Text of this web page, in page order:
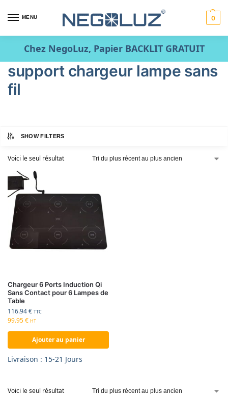
MENU 0
Chez NegoLuz, Papier BACKLIT GRATUIT
support chargeur lampe sans
fil
SHOW FILTERS
Voici le seul résultat
Chargeur 6 Ports Induction Qi
Sans Contact pour 6 Lampes de
Table
116.94€ TTC
99.95€ HT
Ajouter au panier
Livraison : 15-21 Jours
Voici le seul résultat